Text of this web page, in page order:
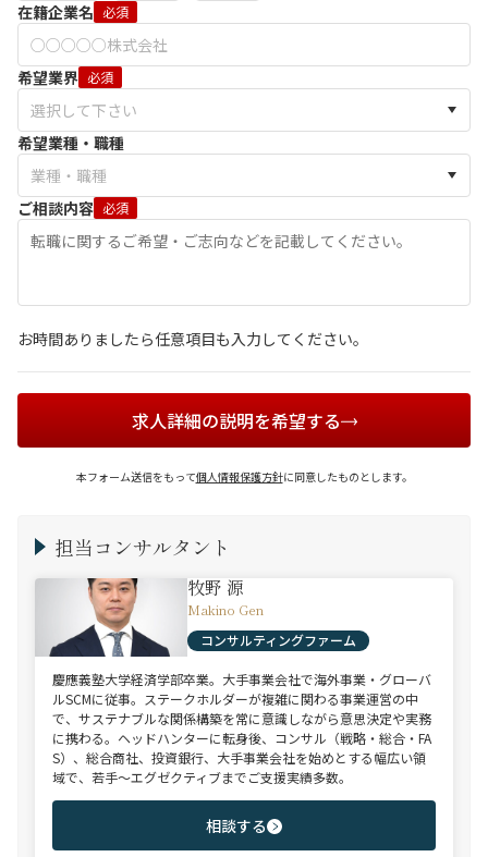
在籍企業名 必須
希望業界 必須
希望業種・職種
ご相談内容 必須
お時間ありましたら任意項目も入力してください。
求人詳細の説明を希望する
本フォーム送信をもって個人情報保護方針に同意したものとします。
担当コンサルタント
牧野 源
Makino Gen
コンサルティングファーム
慶應義塾大学経済学部卒業。大手事業会社で海外事業・グローバ
ルSCMに従事。ステークホルダーが複雑に関わる事業運営の中
で、サステナブルな関係構築を常に意識しながら意思決定や実務
に携わる。ヘッドハンターに転身後、コンサル（戦略・総合・FA
S）、総合商社、投資銀行、大手事業会社を始めとする幅広い領
域で、若手～エグゼクティブまでご支援実績多数。
相談する